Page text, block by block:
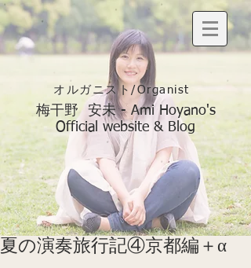
オルガニスト/Organist
梅干野 安未 - Ami Hoyano's
Official website & Blog
夏の演奏旅行記④京都編＋α